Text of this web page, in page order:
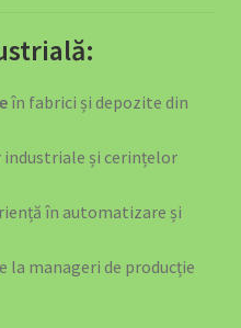
în fabrici și depozite din
industriale și cerințelor
în automatizare și
la manageri de producție